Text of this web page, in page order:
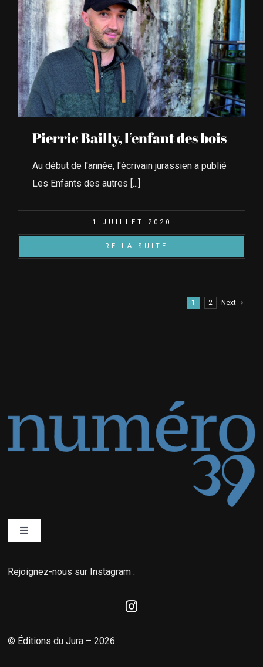
Pierric Bailly, l’enfant des bois
Au début de l'année, l'écrivain jurassien a publié
Les Enfants des autres [...]
1 JUILLET 2020
LIRE LA SUITE
1 2 Next
Toggle
La boutique MyNordic
Rejoignez-nous sur Instagram :
© Éditions du Jura – 2026